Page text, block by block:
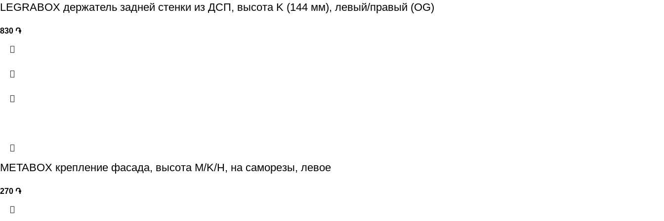
LEGRABOX держатель задней стенки из ДСП, высота K (144 мм), левый/правый (OG)
830 ֏
METABOX крепление фасада, высота M/K/H, на саморезы, левое
270 ֏